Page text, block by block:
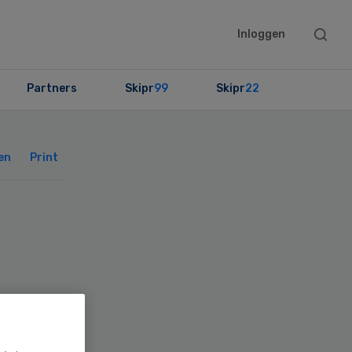
Inloggen
Search
Partners Skipr99 Skipr22
Print